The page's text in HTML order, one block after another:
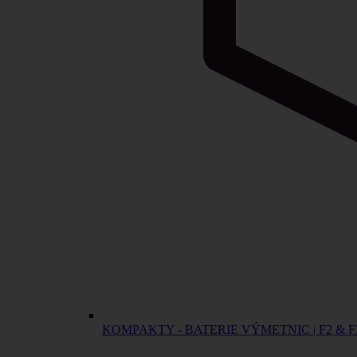
KOMPAKTY - BATERIE VÝMETNIC | F2 &